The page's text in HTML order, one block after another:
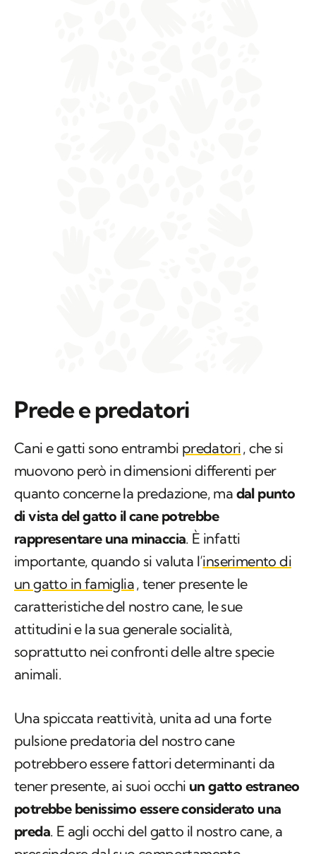
Prede e predatori
Cani e gatti sono entrambi predatori, che si
muovono però in dimensioni differenti per
quanto concerne la predazione, ma dal punto
di vista del gatto il cane potrebbe
rappresentare una minaccia. È infatti
importante, quando si valuta l’inserimento di
un gatto in famiglia, tener presente le
caratteristiche del nostro cane, le sue
attitudini e la sua generale socialità,
soprattutto nei confronti delle altre specie
animali.
Una spiccata reattività, unita ad una forte
pulsione predatoria del nostro cane
potrebbero essere fattori determinanti da
tener presente, ai suoi occhi un gatto estraneo
potrebbe benissimo essere considerato una
preda. E agli occhi del gatto il nostro cane, a